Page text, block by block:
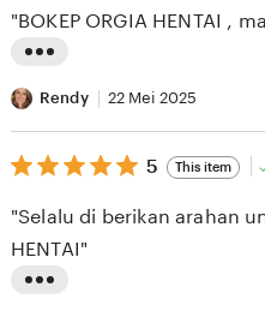
e
b
y
A
E
S
n
r
e
v
e
w
5
stars
i
s
t
n
g
"BOKEP ORGIA HENTAI ,
Rendy 22 Mei 2025
5
out
5
stars
5 This item
"Selalu di berikan arahan
HENTAI"